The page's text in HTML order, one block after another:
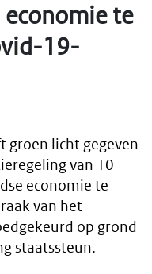
te
19-
groen licht gegeven
van 10
economie te
van het
op grond
staatssteun.